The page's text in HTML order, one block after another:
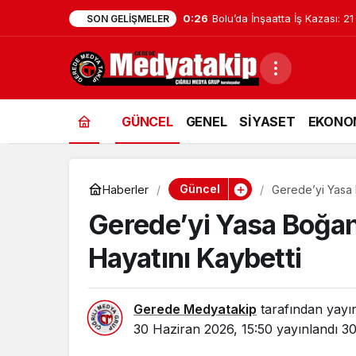
SON GELIŞMELER 0:05 Gerede’de Emniyet Düğmeye
GÜNCEL GENEL SİYASET
Haberler Güncel Gerede’yi
Gerede’yi Yasa
Hayatını Kaybetti
Gerede Medyatakip tarafından
30 Haziran 2026, 15:50 yayınlandı